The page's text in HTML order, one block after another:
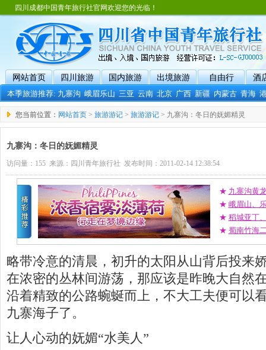
四川成都中国青年旅行社官网欢迎您的光临！
网站首页 四川旅游 国内旅游 出境旅游 自由行
酒
本季旅游推荐:九寨沟 峨眉乐山 三亚 云南 北京 广西 新疆 内蒙古 青海
您当前位置： 网站首页 > 旅游游记 > 旅游游记 > 九寨沟：冬日的妩媚精灵
九寨沟：冬日的妩媚精灵
访问量：155 来源：四川青年旅行社 发布时间：2011-02-14 12:38:54
★ 九寨沟黄
★ 峨眉山、
★ 稻城亚丁
★ 蜀南竹海
略带冷意的清晨，初升的太阳从山背后投来
在浓密的丛林间游荡，那应该是昨晚大自然
沿着精致的公路蜿蜒而上，不大工夫便可以
九寨海子了。
让人心动的妩媚“水美人”